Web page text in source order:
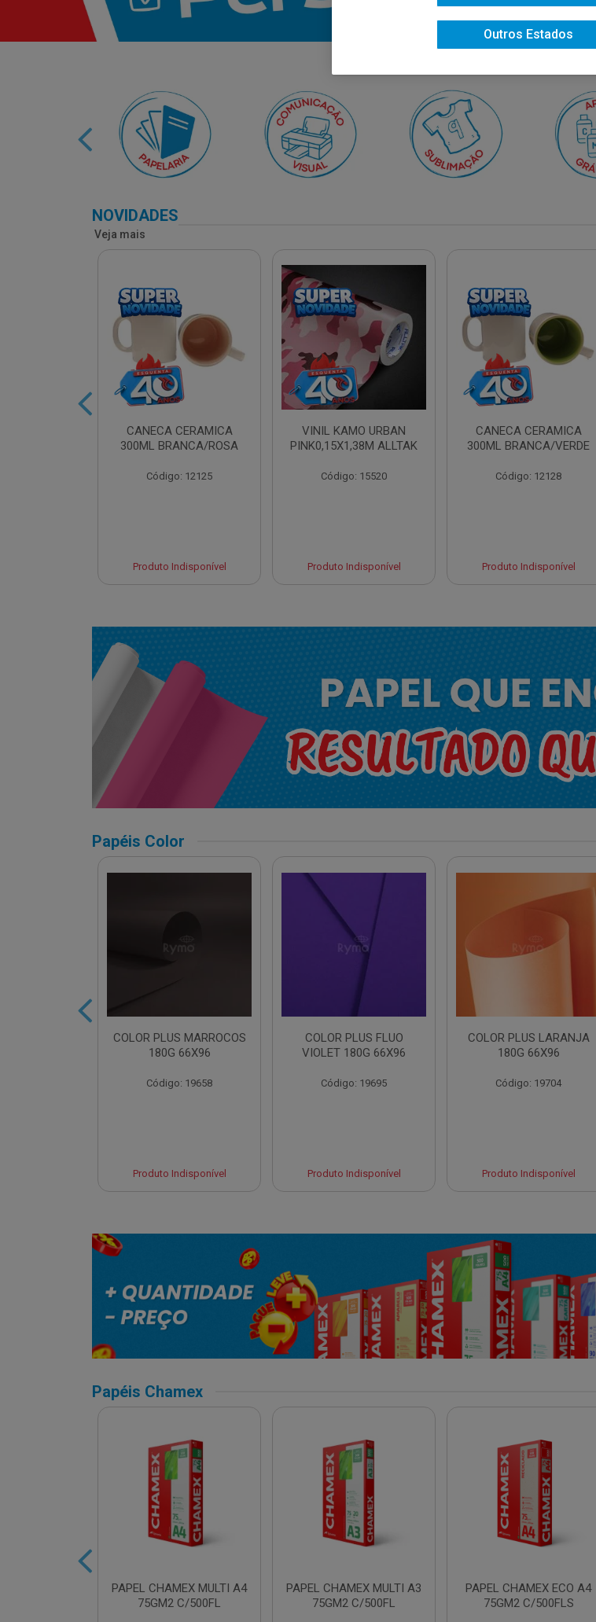
NOVIDADES
Veja mais
CANECA CERAMICA
300ML BRANCA/ROSA
Código: 12125
Produto Indisponível
VINIL KAMO URBAN
PINK0,15X1,38M ALLTAK
Código: 15520
Produto Indisponível
CANECA CERAMICA
300ML BRANCA/VERDE
Código: 12128
Produto Indisponível
Papéis Color
COLOR PLUS MARROCOS
180G 66X96
Código: 19658
Produto Indisponível
COLOR PLUS FLUO
VIOLET 180G 66X96
Código: 19695
Produto Indisponível
COLOR PLUS LARANJA
180G 66X96
Código: 19704
Produto Indisponível
Papéis Chamex
PAPEL CHAMEX MULTI A4
75GM2 C/500FL
PAPEL CHAMEX MULTI A3
75GM2 C/500FL
PAPEL CHAMEX ECO A4
75GM2 C/500FLS
Outros Estados